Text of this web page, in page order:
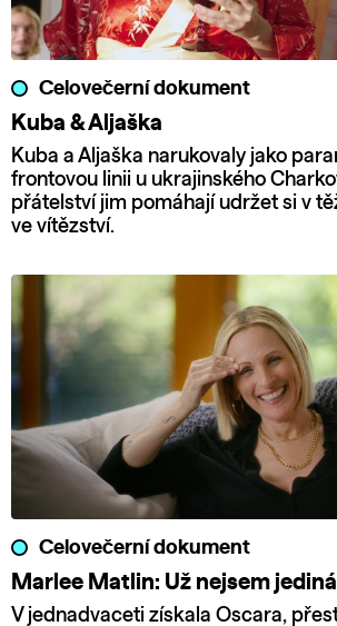
Celovečerní dokument
Kuba & Aljaška
Kuba a Aljaška narukovaly jako
frontovou linii u ukrajinského
přátelství jim pomáhají udržet si v
ve vítězství.
Celovečerní dokument
Marlee Matlin: Už nejsem jediná
V jednadvaceti získala Oscara,